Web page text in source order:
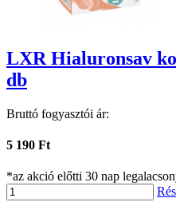
LXR Hialuronsav
db
Bruttó fogyasztói ár:
5 190 Ft
*az akció előtti 30 nap